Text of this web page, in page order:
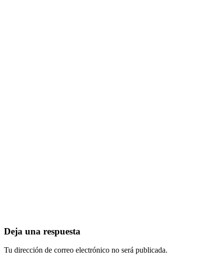
Deja una respuesta
Tu dirección de correo electrónico no será publicada.